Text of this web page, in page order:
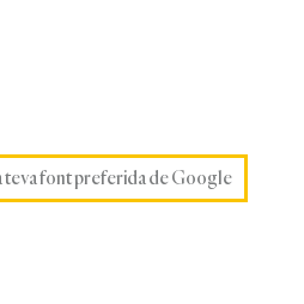
teva font preferida de Google